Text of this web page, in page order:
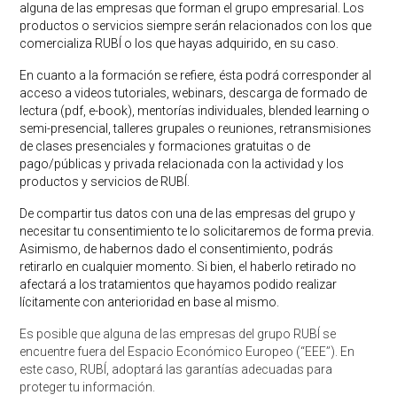
alguna de las empresas que forman el grupo empresarial. Los
productos o servicios siempre serán relacionados con los que
comercializa RUBÍ o los que hayas adquirido, en su caso.
En cuanto a la formación se refiere, ésta podrá corresponder al
acceso a videos tutoriales, webinars, descarga de formado de
lectura (pdf, e-book), mentorías individuales, blended learning o
semi-presencial, talleres grupales o reuniones, retransmisiones
de clases presenciales y formaciones gratuitas o de
pago/públicas y privada relacionada con la actividad y los
productos y servicios de RUBÍ.
De compartir tus datos con una de las empresas del grupo y
necesitar tu consentimiento te lo solicitaremos de forma previa.
Asimismo, de habernos dado el consentimiento, podrás
retirarlo en cualquier momento. Si bien, el haberlo retirado no
afectará a los tratamientos que hayamos podido realizar
lícitamente con anterioridad en base al mismo.
Es posible que alguna de las empresas del grupo RUBÍ se
encuentre fuera del Espacio Económico Europeo (‘‘EEE’’). En
este caso, RUBÍ, adoptará las garantías adecuadas para
proteger tu información.